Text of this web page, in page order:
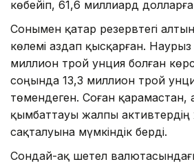
көбейіп, 61,6 миллиард долларға
Сонымен қатар резервтегі
көлемі аздап қысқарған.
миллион трой унция болған
соңында 13,3 миллион трой
төмендеген. Соған қарамастан,
қымбаттауы жалпы
сақталуына мүмкіндік берді.
Сондай-ақ шетел